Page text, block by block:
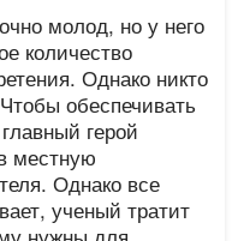
молод, но у него
количество
Однако никто
обеспечивать
герой
местную
Однако все
ученый тратит